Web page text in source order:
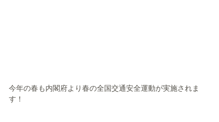
今年の春も内閣府より春の全国交通安全運動が実施されま
す！